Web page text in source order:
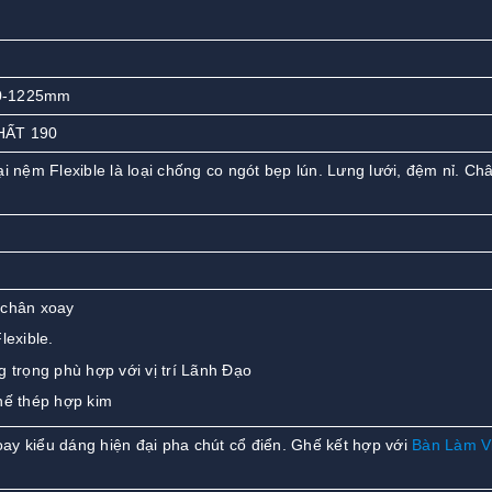
1225mm
190
nệm Flexible là loại chống co ngót bẹp lún. Lưng lưới, đệm nỉ.
xoay
trọng phù hợp với vị trí Lãnh Đạo
thép hợp kim
kiểu dáng hiện đại pha chút cổ điển. Ghế kết hợp với Bàn Làm